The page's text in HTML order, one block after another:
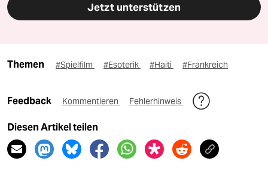
Jetzt unterstützen
Themen #Spielfilm #Esoterik #Haiti #Frankreich
Feedback Kommentieren Fehlerhinweis
Diesen Artikel teilen